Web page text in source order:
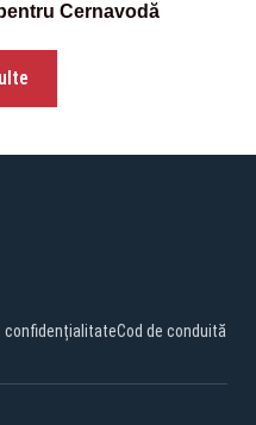
Cernavodă
confidențialitateCod de conduită